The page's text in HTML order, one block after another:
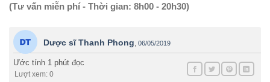
(Tư vấn miễn phí - Thời gian: 8h00 - 20h30)
Dược sĩ Thanh Phong 06/05/2019
Ước tính 1 phút đọc
Lượt xem: 0